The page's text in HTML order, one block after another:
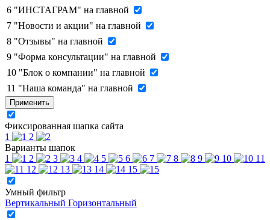
6 "ИНСТАГРАМ" на главной
7 "Новости и акции" на главной
8 "Отзывы" на главной
9 "Форма консультации" на главной
10 "Блок о компании" на главной
11 "Наша команда" на главной
Применить
Фиксированная шапка сайта
1
2
Варианты шапок
1
2 3 4 5 6 7 8 9 10
11
12
13 14 15
Умный фильтр
Вертикальный Горизонтальный